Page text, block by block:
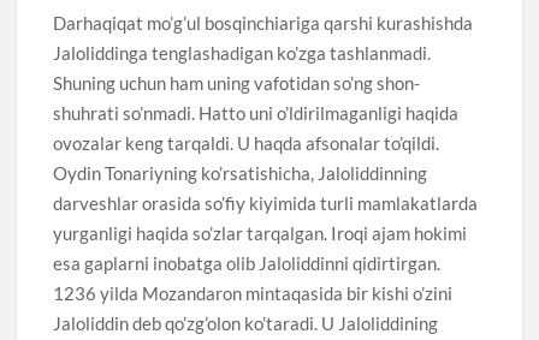
Darhaqiqat mo’g’ul bosqinchiariga qarshi kurashishda
Jaloliddinga tenglashadigan ko’zga tashlanmadi.
Shuning uchun ham uning vafotidan so’ng shon-
shuhrati so’nmadi. Hatto uni o’ldirilmaganligi haqida
ovozalar keng tarqaldi. U haqda afsonalar to’qildi.
Oydin Tonariyning ko’rsatishicha, Jaloliddinning
darveshlar orasida so’fiy kiyimida turli mamlakatlarda
yurganligi haqida so’zlar tarqalgan. Iroqi ajam hokimi
esa gaplarni inobatga olib Jaloliddinni qidirtirgan.
1236 yilda Mozandaron mintaqasida bir kishi o’zini
Jaloliddin deb qo’zg’olon ko’taradi. U Jaloliddining